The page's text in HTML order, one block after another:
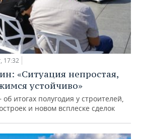
17:32
«Ситуация непростая,
устойчиво»
итогах полугодия у строителей,
и новом всплеске сделок